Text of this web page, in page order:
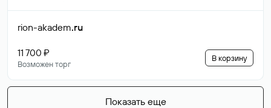
rion-akadem.ru
11 700 ₽
Возможен торг
В корзину
Показать еще